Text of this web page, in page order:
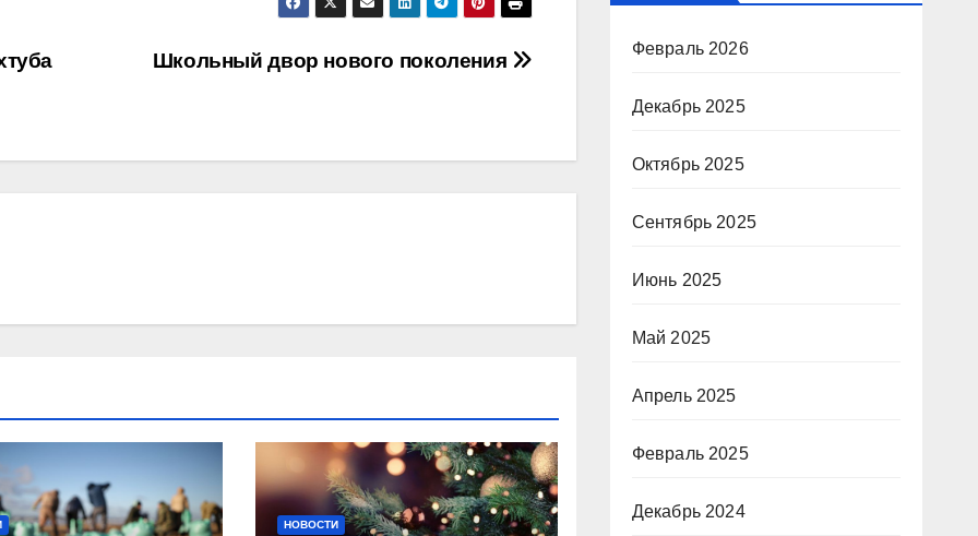
Школьный двор нового поколения
НОВОСТИ
Февраль 2026
Декабрь 2025
Октябрь 2025
Сентябрь 2025
Июнь 2025
Май 2025
Апрель 2025
Февраль 2025
Декабрь 2024